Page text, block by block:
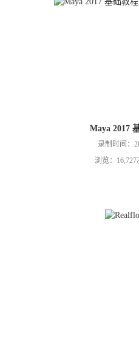
Maya 2017
录制时间：
浏览：